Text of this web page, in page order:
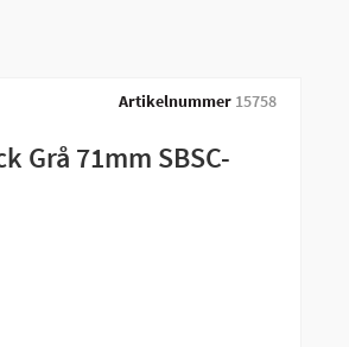
Artikelnummer 15758
Grå 71mm SBSC-